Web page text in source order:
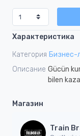
Характеристика
Категория Бизнес-
Описание Gücün
bilen
Магазин
Train